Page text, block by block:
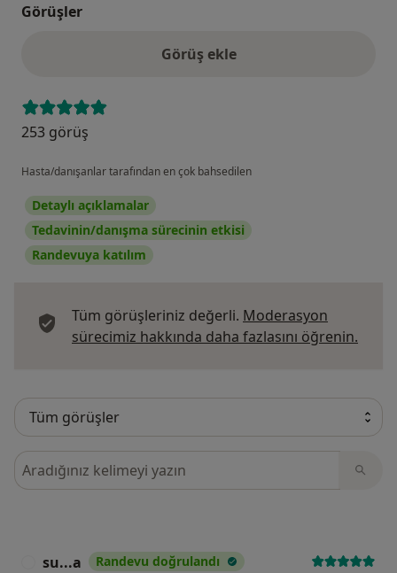
Görüşler
Görüş ekle
253 görüş
Hasta/danışanlar tarafından en çok bahsedilen
Detaylı açıklamalar
Tedavinin/danışma sürecinin etkisi
Randevuya katılım
Tüm görüşleriniz değerli. Moderasyon
sürecimiz hakkında daha fazlasını öğrenin.
Görüşler içerisinde ara
su...a Randevu doğrulandı